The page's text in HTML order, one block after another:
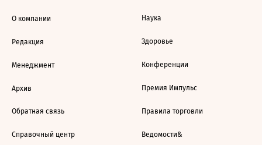
О компании
Редакция
Менеджмент
Архив
Обратная связь
Справочный центр
Наука
Здоровье
Конференции
Премия Импульс
Правила торговли
Ведомости&